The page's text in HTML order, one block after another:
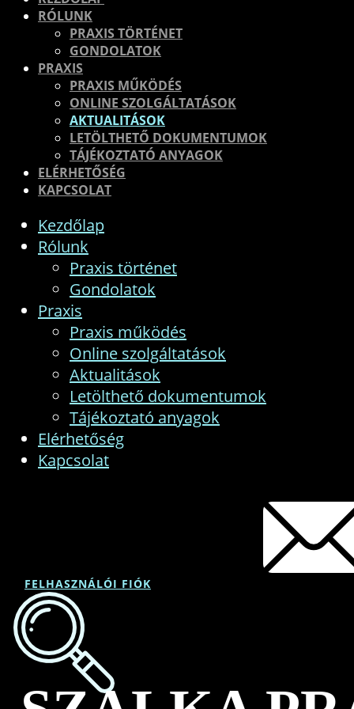
RÓLUNK
PRAXIS TÖRTÉNET
GONDOLATOK
PRAXIS
PRAXIS MŰKÖDÉS
ONLINE SZOLGÁLTATÁSOK
AKTUALITÁSOK
LETÖLTHETŐ DOKUMENTUMOK
TÁJÉKOZTATÓ ANYAGOK
ELÉRHETŐSÉG
KAPCSOLAT
Kezdőlap
Rólunk
Praxis történet
Gondolatok
Praxis
Praxis működés
Online szolgáltatások
Aktualitások
Letölthető dokumentumok
Tájékoztató anyagok
Elérhetőség
Kapcsolat
FELHASZNÁLÓI FIÓK